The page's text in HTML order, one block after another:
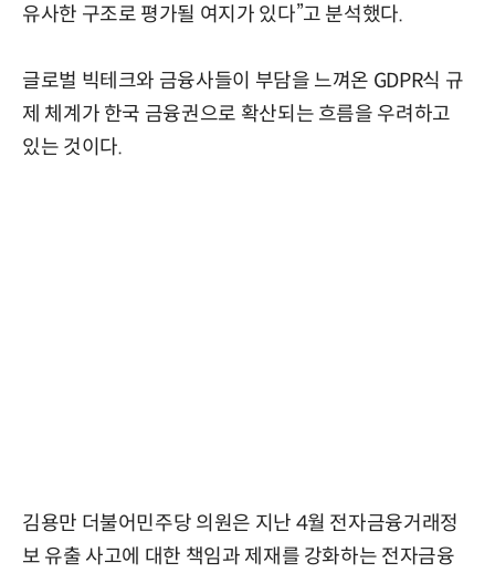
유사한 구조로 평가될 여지가 있다”고 분석했다.
글로벌 빅테크와 금융사들이 부담을 느껴온 GDPR식 규
제 체계가 한국 금융권으로 확산되는 흐름을 우려하고
있는 것이다.
김용만 더불어민주당 의원은 지난 4월 전자금융거래정
보 유출 사고에 대한 책임과 제재를 강화하는 전자금융